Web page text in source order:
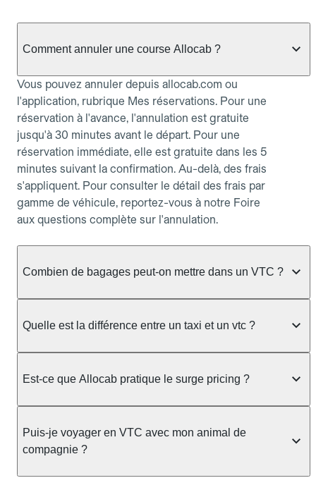
Comment annuler une course Allocab ?
Vous pouvez annuler depuis allocab.com ou
l'application, rubrique Mes réservations. Pour une
réservation à l'avance, l'annulation est gratuite
jusqu'à 30 minutes avant le départ. Pour une
réservation immédiate, elle est gratuite dans les 5
minutes suivant la confirmation. Au-delà, des frais
s'appliquent. Pour consulter le détail des frais par
gamme de véhicule, reportez-vous à notre Foire
aux questions complète sur l'annulation.
Combien de bagages peut-on mettre dans un VTC ?
réservée :
Berline, Green, Berline Affaires, VAO : jusqu'à 3
Moto-taxi : jusqu'à 2 bagages cabine TPMR : 1
bagage
Le prix de la course ne change pas selon le
nombre de bagages. Si vous avez des bagages
Quelle est la différence entre un taxi et un vtc ?
dans la rue ou à une station, avec un tarif calculé au
réservation préalable et propose un prix fixe connu
à l'avance, sans mauvaise surprise ni frais cachés.
Chez Allocab, tous les chauffeurs sont des
Est-ce que Allocab pratique le surge pricing ?
prix de votre course est calculé et affiché avant la
validation de la réservation, puis fixé définitivement.
Puis-je voyager en VTC avec mon animal de
compagnie ?